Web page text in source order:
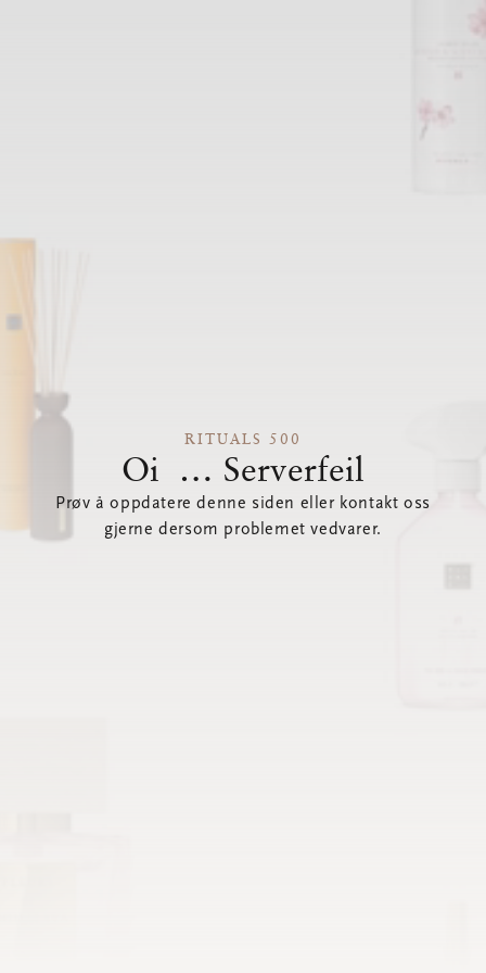
RITUALS 500
Oi … Serverfeil
Prøv å oppdatere denne siden eller kontakt oss
gjerne dersom problemet vedvarer.